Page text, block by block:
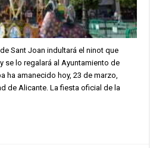
Sant Joan indultará el ninot que
se lo regalará al Ayuntamiento de
ha amanecido hoy, 23 de marzo,
de Alicante. La fiesta oficial de la